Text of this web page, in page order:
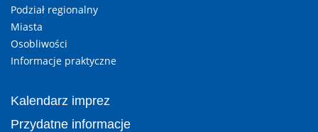
Podział regionalny
Miasta
Osobliwości
Informacje praktyczne
Kalendarz imprez
Przydatne informacje